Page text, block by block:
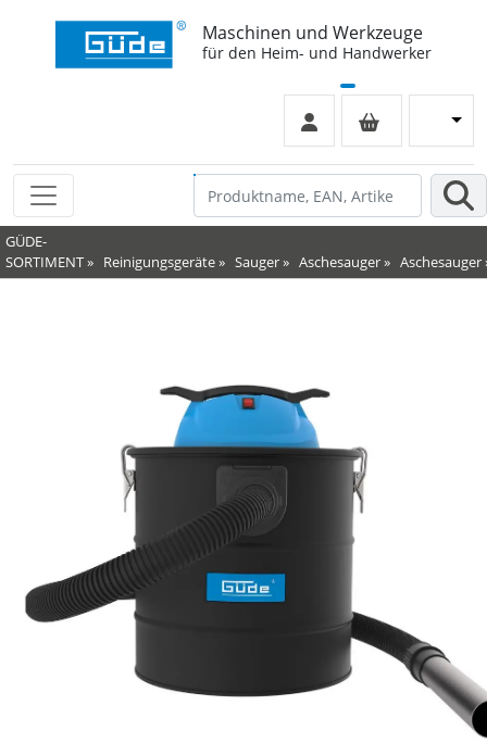
Maschinen und Werkzeuge
für den Heim- und Handwerker
GÜDE-
SORTIMENT» Reinigungsgeräte» Sauger» Aschesauger» Aschesauger